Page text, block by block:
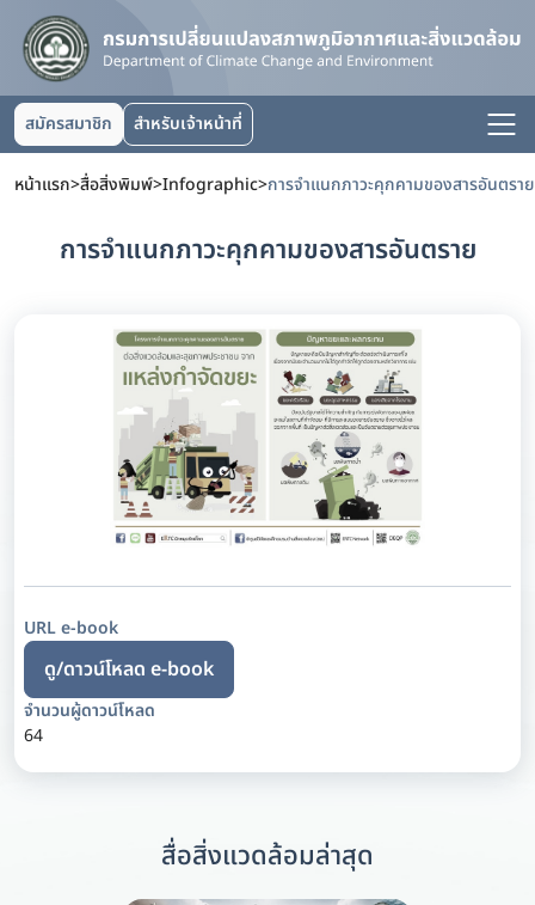
สมัครสมาชิก สำหรับเจ้าหน้าที่
หน้าแรก>สื่อสิ่งพิมพ์>Infographic>การจำแนกภาวะคุกคามของสารอันตราย
การจำแนกภาวะคุกคามของสารอันตราย
URL e-book
ดู/ดาวน์โหลด e-book
จำนวนผู้ดาวน์โหลด
64
สื่อสิ่งแวดล้อมล่าสุด